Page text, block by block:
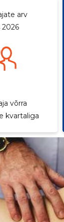
arv
2026
võrra
kvartaliga